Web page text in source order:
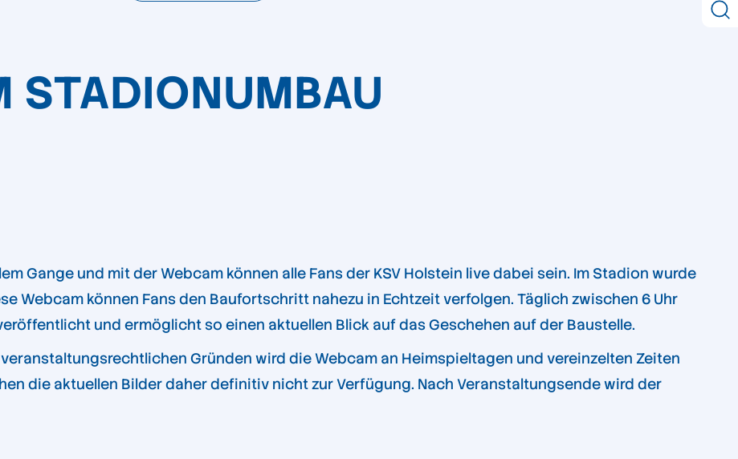
STADIONUMBAU
Gange und mit der Webcam können alle Fans der KSV Holstein live dabei sein. Im Stadion wurde
Webcam können Fans den Baufortschritt nahezu in Echtzeit verfolgen. Täglich zwischen 6 Uhr
und ermöglicht so einen aktuellen Blick auf das Geschehen auf der Baustelle.
Gründen wird die Webcam an Heimspieltagen und vereinzelten Zeiten
die aktuellen Bilder daher definitiv nicht zur Verfügung. Nach Veranstaltungsende wird der